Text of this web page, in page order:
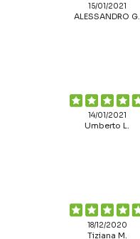
15/01/2021
ALESSANDRO G.
14/01/2021
Umberto L.
18/12/2020
Tiziana M.